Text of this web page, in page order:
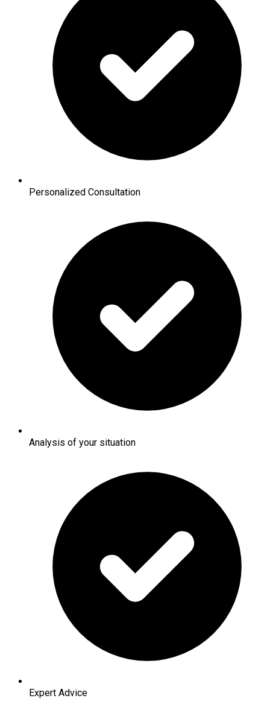
Personalized Consultation
Analysis of your situation
Expert Advice